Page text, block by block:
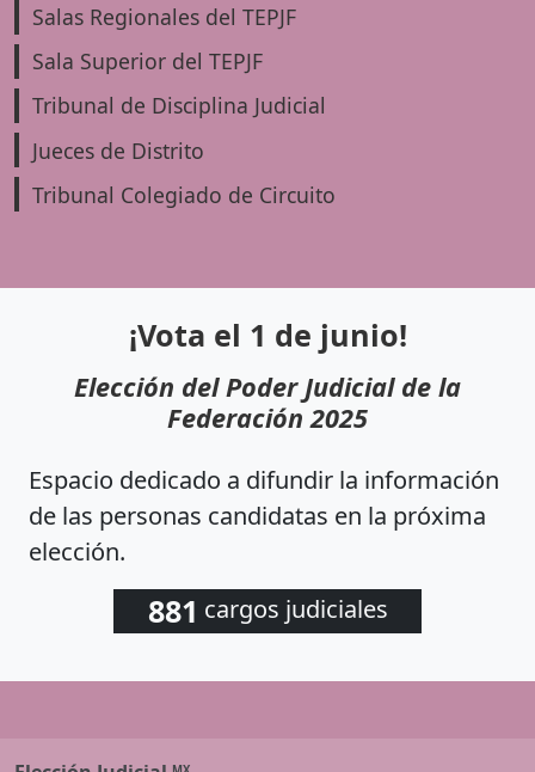
Salas Regionales del TEPJF
Sala Superior del TEPJF
Tribunal de Disciplina Judicial
Jueces de Distrito
Tribunal Colegiado de Circuito
¡Vota el 1 de junio!
Elección del Poder Judicial de la
Federación 2025
Espacio dedicado a difundir la información
de las personas candidatas en la próxima
elección.
881 cargos judiciales